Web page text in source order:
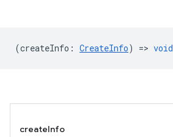
(createInfo : CreateInfo) => void
createInfo